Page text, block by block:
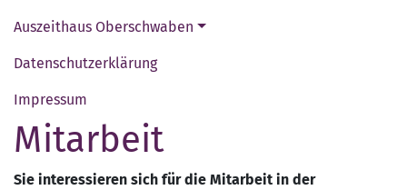
Auszeithaus Oberschwaben
Datenschutzerklärung
Impressum
Mitarbeit
Sie interessieren sich für die Mitarbeit in der